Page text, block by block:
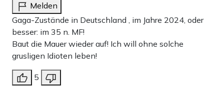
Melden
Gaga-Zustände in Deutschland , im Jahre 2024, oder
besser: im 35 n. MF!
Baut die Mauer wieder auf! Ich will ohne solche
grusligen Idioten leben!
5